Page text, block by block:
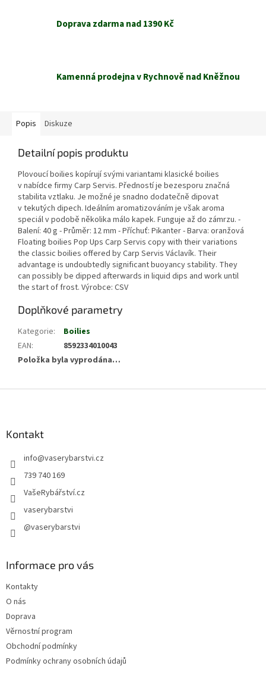
Doprava zdarma nad 1390 Kč
Kamenná prodejna v Rychnově nad Kněžnou
Popis Diskuze
Detailní popis produktu
Plovoucí boilies kopírují svými variantami klasické boilies
v nabídce firmy Carp Servis. Předností je bezesporu značná
stabilita vztlaku. Je možné je snadno dodatečně dipovat
v tekutých dipech. Ideálním aromatizováním je však aroma
speciál v podobě několika málo kapek. Funguje až do zámrzu. -
Balení: 40 g - Průměr: 12 mm - Příchuť: Pikanter - Barva: oranžová
Floating boilies Pop Ups Carp Servis copy with their variations
the classic boilies offered by Carp Servis Václavík. Their
advantage is undoubtedly significant buoyancy stability. They
can possibly be dipped afterwards in liquid dips and work until
the start of frost. Výrobce: CSV
Doplňkové parametry
Kategorie:
Boilies
EAN:
8592334010043
Položka byla vyprodána…
Kontakt
info@vaserybarstvi.cz
739 740 169
VašeRybářství.cz
vaserybarstvi
@vaserybarstvi
Informace pro vás
Kontakty
O nás
Doprava
Věrnostní program
Obchodní podmínky
Podmínky ochrany osobních údajů